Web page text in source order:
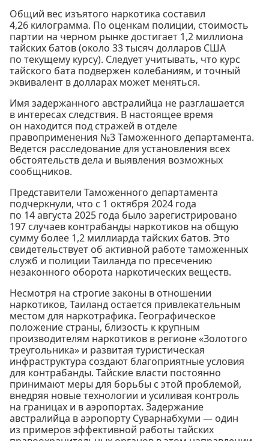
Общий вес изъятого наркотика составил
4,26 килограмма. По оценкам полиции, стоимость
партии на черном рынке достигает 1,2 миллиона
тайских батов (около 33 тысяч долларов США
по текущему курсу). Следует учитывать, что курс
тайского бата подвержен колебаниям, и точный
эквивалент в долларах может меняться.
Имя задержанного австралийца не разглашается
в интересах следствия. В настоящее время
он находится под стражей в отделе
правоприменения №3 Таможенного департамента.
Ведется расследование для установления всех
обстоятельств дела и выявления возможных
сообщников.
Представители Таможенного департамента
подчеркнули, что с 1 октября 2024 года
по 14 августа 2025 года было зарегистрировано
197 случаев контрабанды наркотиков на общую
сумму более 1,2 миллиарда тайских батов. Это
свидетельствует об активной работе таможенных
служб и полиции Таиланда по пресечению
незаконного оборота наркотических веществ.
Несмотря на строгие законы в отношении
наркотиков, Таиланд остается привлекательным
местом для наркотрафика. Географическое
положение страны, близость к крупным
производителям наркотиков в регионе «Золотого
треугольника» и развитая туристическая
инфраструктура создают благоприятные условия
для контрабанды. Тайские власти постоянно
принимают меры для борьбы с этой проблемой,
внедряя новые технологии и усиливая контроль
на границах и в аэропортах. Задержание
австралийца в аэропорту Суварнабхуми — один
из примеров эффективной работы тайских